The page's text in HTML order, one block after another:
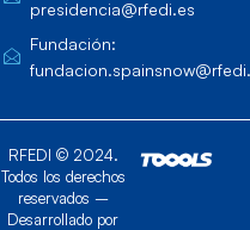
presidencia@rfedi.es
Fundación:
RFEDI © 2024.
Todos los derechos
reservados –
Desarrollado por